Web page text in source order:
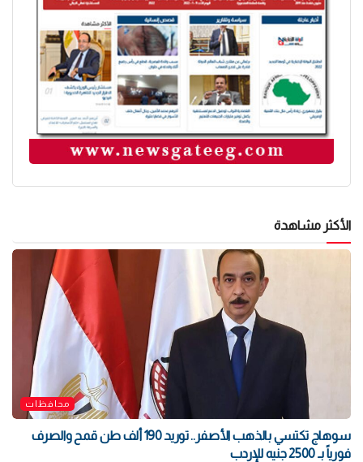
الأكثر مشاهدة
محافظات
سوهاج تكتسي بالذهب الأصفر.. توريد 190 ألف طن قمح والصرف
فورياً بـ 2500 جنيه للإردب